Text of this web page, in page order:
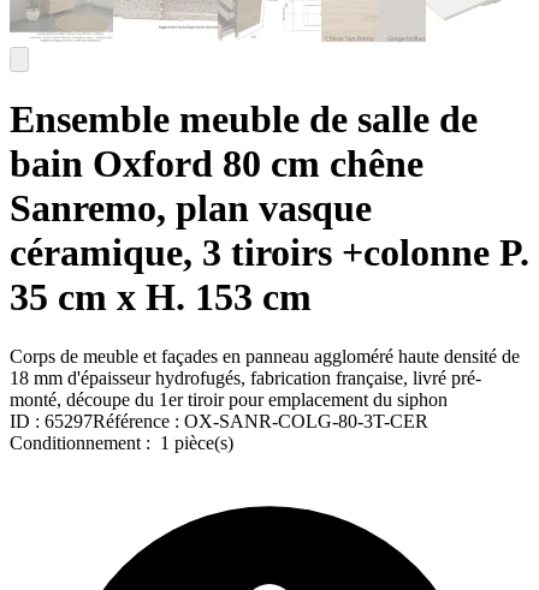
Ensemble meuble de salle de
bain Oxford 80 cm chêne
Sanremo, plan vasque
céramique, 3 tiroirs +colonne P.
35 cm x H. 153 cm
Corps de meuble et façades en panneau aggloméré haute densité de
18 mm d'épaisseur hydrofugés, fabrication française, livré pré-
monté, découpe du 1er tiroir pour emplacement du siphon
ID : 65297Référence : OX-SANR-COLG-80-3T-CER
Conditionnement : 1 pièce(s)